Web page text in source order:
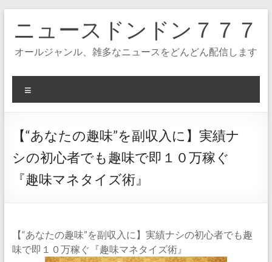
へ
ニュースドンドン７７７
オールジャンル、雑多なニュースをどんどん配信します
ニ
ー
【“あなたの趣味”を副収入に】実績ナ
シの初心者でも趣味で即１０万稼ぐ
『趣味マネタイズ術』
【“あなたの趣味”を副収入に】実績ナシの初心者でも趣
味で即１０万稼ぐ『趣味マネタイズ術』